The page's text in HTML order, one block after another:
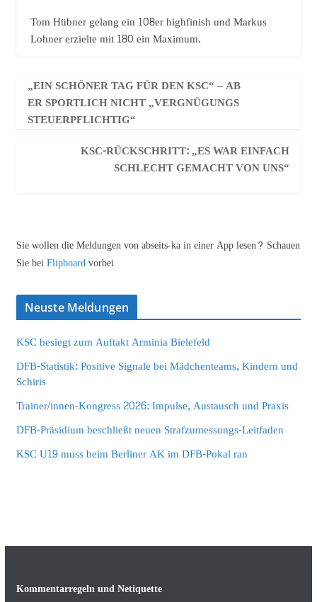
Tom Hübner gelang ein 108er highfinish und Markus
Lohner erzielte mit 180 ein Maximum.
„EIN SCHÖNER TAG FÜR DEN KSC“ – AB
ER SPORTLICH NICHT „VERGNÜGUNGS
STEUERPFLICHTIG“
KSC-RÜCKSCHRITT: „ES WAR EINFACH
SCHLECHT GEMACHT VON UNS“
Sie wollen die Meldungen von abseits-ka in einer App lesen? Schauen
Sie beiFlipboardvorbei
Neuste Meldungen
KSC besiegt zum Auftakt Arminia Bielefeld
DFB-Statistik: Positive Signale bei Mädchenteams, Kindern und
Schiris
Trainer/innen-Kongress 2026: Impulse, Austausch und Praxis
DFB-Präsidium beschließt neuen Strafzumessungs-Leitfaden
KSC U19 muss beim Berliner AK im DFB-Pokal ran
Kommentarregeln und Netiquette